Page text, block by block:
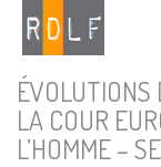
LA COUR
L’HOMME –